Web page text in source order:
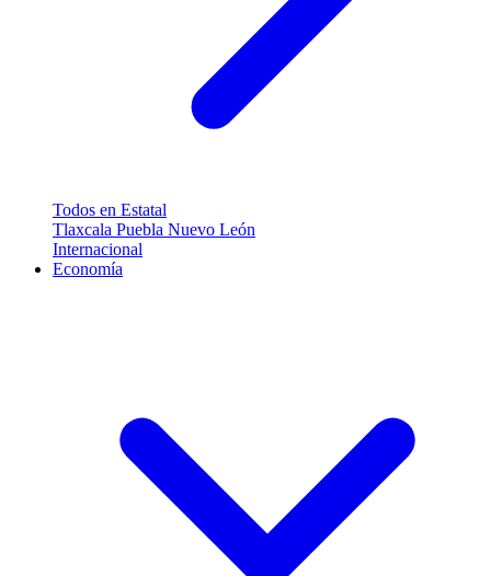
Todos en Estatal
Tlaxcala Puebla Nuevo León
Internacional
Economía